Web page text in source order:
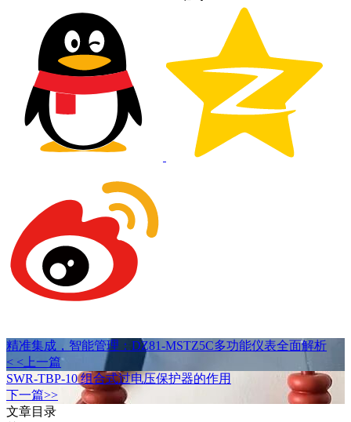
精准集成，智能管理：DZ81-MSTZ5C多功能仪表全面解析
< <上一篇
SWR-TBP-10 组合式过电压保护器的作用
下一篇>>
文章目录